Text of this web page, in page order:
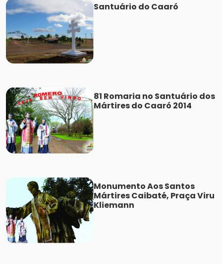
Santuário do Caaró
81 Romaria no Santuário dos
Mártires do Caaró 2014
Monumento Aos Santos
Mártires Caibaté, Praça Viru
Kliemann